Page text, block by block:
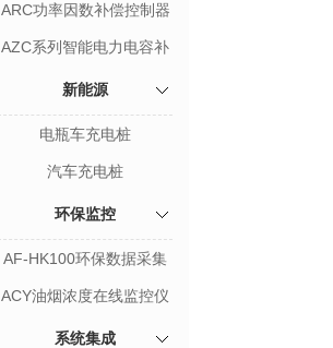
ARC功率因数补偿控制器
AZC系列智能电力电容补
新能源
电瓶车充电桩
汽车充电桩
环保监控
AF-HK100环保数据采集
一
ACY油烟浓度在线监控仪
系统集成